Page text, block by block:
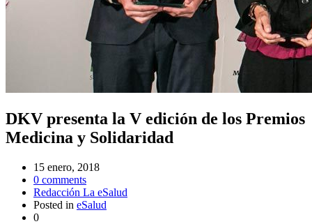
DKV presenta la V edición de los Premios
Medicina y Solidaridad
15 enero, 2018
0 comments
Redacción La eSalud
Posted in eSalud
0